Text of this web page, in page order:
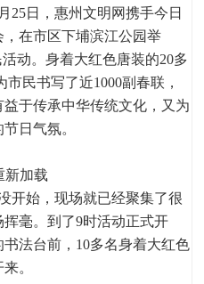
25日，惠州文明网携手今日
在市区下埔滨江公园举
动。身着大红色唐装的20多
民书写了近1000副春联，
于传承中华传统文化，又为
日气氛。
新加载
始，现场就已经聚集了很
毫。到了9时活动正式开
法台前，10多名身着大红色
。